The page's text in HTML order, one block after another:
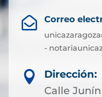
 Correo
-

Dirección:
Calle